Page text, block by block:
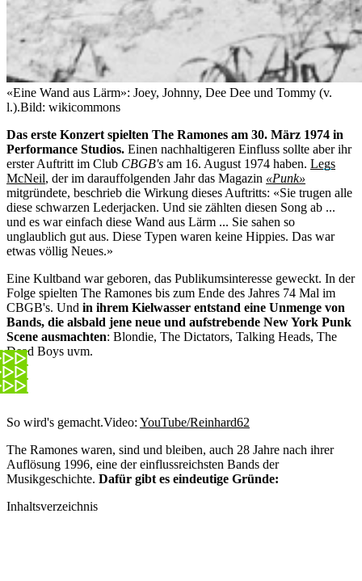
«Eine Wand aus Lärm»: Joey, Johnny, Dee Dee und Tommy (v.
l.).Bild: wikicommons
Das erste Konzert spielten The Ramones am 30. März 1974 in
Performance Studios. Einen nachhaltigeren Einfluss sollte aber ihr
erster Auftritt im Club CBGB's am 16. August 1974 haben. Legs
McNeil, der im darauffolgenden Jahr das Magazin «Punk»
mitgründete, beschrieb die Wirkung dieses Auftritts: «Sie trugen alle
diese schwarzen Lederjacken. Und sie zählten diesen Song ab ...
und es war einfach diese Wand aus Lärm ... Sie sahen so
unglaublich gut aus. Diese Typen waren keine Hippies. Das war
etwas völlig Neues.»
Eine Kultband war geboren, das Publikumsinteresse geweckt. In der
Folge spielten The Ramones bis zum Ende des Jahres 74 Mal im
CBGB's. Und in ihrem Kielwasser entstand eine Unmenge von
Bands, die alsbald jene neue und aufstrebende New York Punk
Scene ausmachten: Blondie, The Dictators, Talking Heads, The
Dead Boys uvm.
So wird's gemacht.Video: YouTube/Reinhard62
The Ramones waren, sind und bleiben, auch 28 Jahre nach ihrer
Auflösung 1996, eine der einflussreichsten Bands der
Musikgeschichte. Dafür gibt es eindeutige Gründe:
Inhaltsverzeichnis